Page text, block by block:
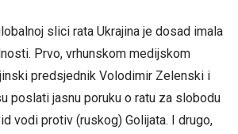
slici rata Ukrajina je dosad imala
Prvo, vrhunskom medijskom
predsjednik Volodimir Zelenski i
poslati jasnu poruku o ratu za slobodu
vodi protiv (ruskog) Golijata. I drugo,